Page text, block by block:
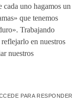
cada uno hagamos un
que tenemos
Trabajando
en nuestros
nuestros
PARA RESPONDER